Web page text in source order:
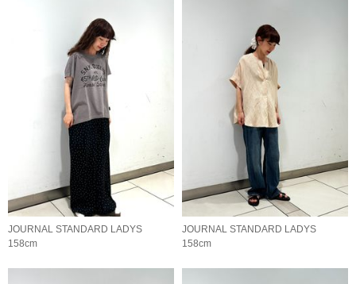
JOURNAL STANDARD LADYS
158cm
JOURNAL STANDARD LADYS
158cm